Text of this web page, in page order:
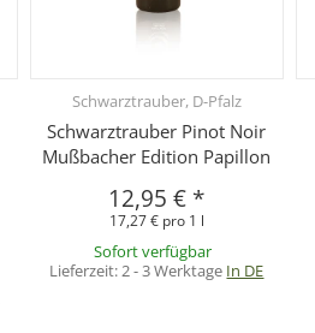
Schwarztrauber, D-Pfalz
Schwarztrauber Pinot Noir
Mußbacher Edition Papillon
12,95 € *
17,27 € pro 1 l
Sofort verfügbar
Lieferzeit:2 - 3 Werktage In DE